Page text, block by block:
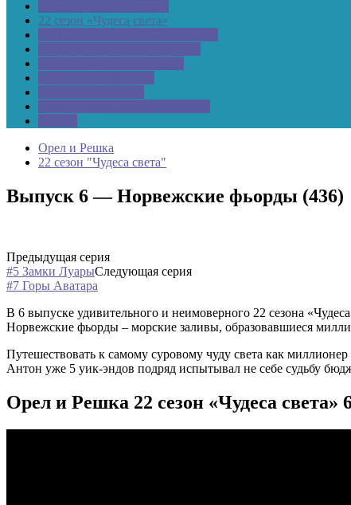
22 сезон «Чудеса света»
Орел и Решка
22 сезон "Чудеса света"
Выпуск 6 — Норвежские фьорды (436)
Предыдущая серия
#5 Замки ЛуарыСледующая серия
#7 Горы Аватара
В 6 выпуске удивительного и неимоверного 22 сезона
Норвежские фьорды – морские заливы, образовавшиеся
Путешествовать к самому суровому чуду света как
Антон уже 5 уик-эндов подряд испытывал не себе судьбу
Орел и Решка 22 сезон «Чудеса